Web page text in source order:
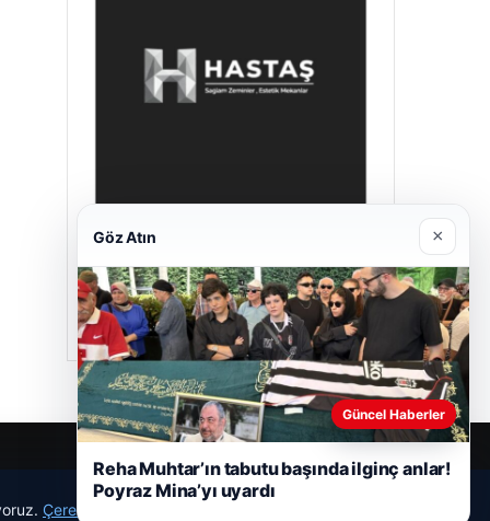
26/05/2026
Çerez Politikamız
Göz Atın ×
Güncel Haberler
Reha Muhtar’ın tabutu başında ilginç anlar!
Poyraz Mina’yı uyardı